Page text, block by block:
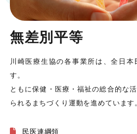
無差別平等
川崎医療生協の各事業所は、全日本
す。
ともに保健・医療・福祉の総合的な
られるまちづくり運動を進めています
民医連綱領